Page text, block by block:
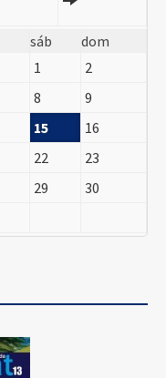
sáb
dom
1
2
8
9
15
16
22
23
29
30